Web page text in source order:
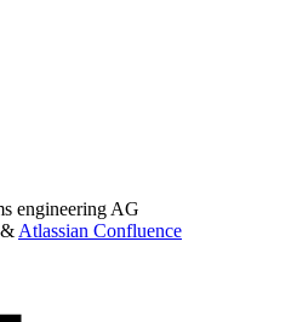
engineering AG
& Atlassian Confluence